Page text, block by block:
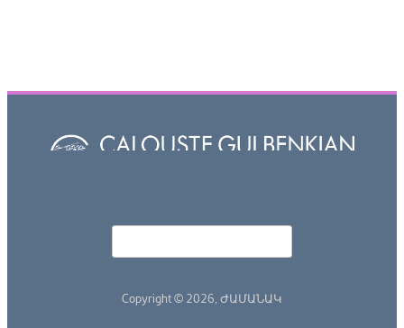
Copyright © 2026, ԺԱՄԱՆԱԿ